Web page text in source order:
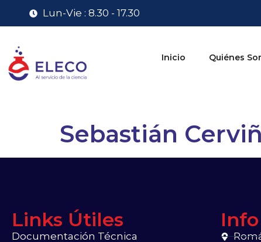
Lun-Vie : 8.30 - 17.30
Inicio Quiénes
Sebastián
Links Útiles
Documentación Técnica